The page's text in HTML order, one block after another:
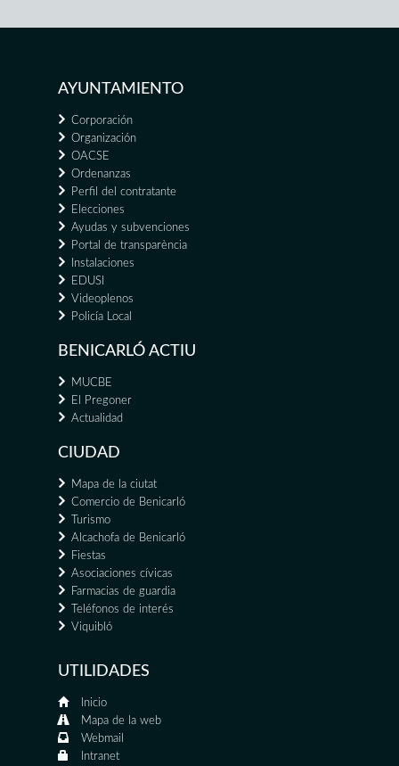
AYUNTAMIENTO
Corporación
Organización
OACSE
Ordenanzas
Perfil del contratante
Elecciones
Ayudas y subvenciones
Portal de transparència
Instalaciones
EDUSI
Videoplenos
Policía Local
BENICARLÓ ACTIU
MUCBE
El Pregoner
Actualidad
CIUDAD
Mapa de la ciutat
Comercio de Benicarló
Turismo
Alcachofa de Benicarló
Fiestas
Asociaciones cívicas
Farmacias de guardia
Teléfonos de interés
Viquibló
UTILIDADES
Inicio
Mapa de la web
Webmail
Intranet